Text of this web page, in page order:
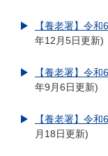
【養老署】令
年12月5日更新
【養老署】令
年9月6日更新
【養老署】令
月18日更新